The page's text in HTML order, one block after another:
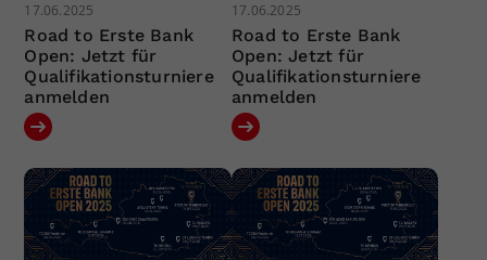
17.06.2025
Road to Erste Bank
Open: Jetzt für
Qualifikationsturniere
anmelden
17.06.2025
Road to Erste Bank
Open: Jetzt für
Qualifikationsturniere
anmelden